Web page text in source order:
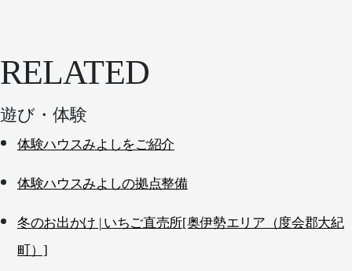
RELATED
遊び・体験
体験ハウスみよしをご紹介
体験ハウスみよしの拠点整備
冬のお出かけ | いちご直売所[奥伊勢エリア（度会郡大紀
町）]